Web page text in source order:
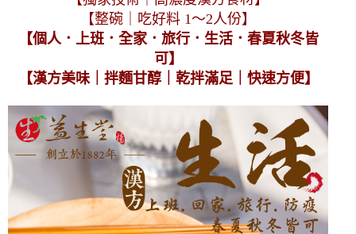
【整碗｜吃好料 1～2人份】
【個人．上班．全家．旅行．生活．春夏秋冬皆
可】
【漢方美味｜拌麵甘醇｜乾拌滿足｜快速方便】